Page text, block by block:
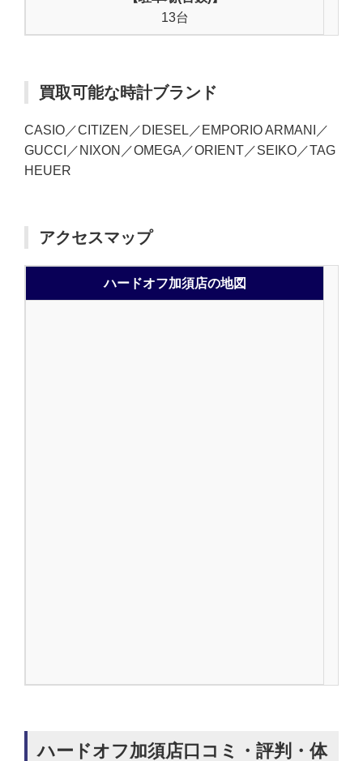
13台
買取可能な時計ブランド
CASIO／CITIZEN／DIESEL／EMPORIO ARMANI／
GUCCI／NIXON／OMEGA／ORIENT／SEIKO／TAG
HEUER
アクセスマップ
ハードオフ加須店の地図
ハードオフ加須店口コミ・評判・体